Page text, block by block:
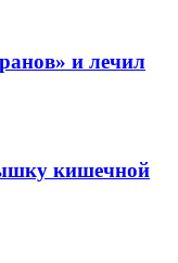
и лечил
кишечной